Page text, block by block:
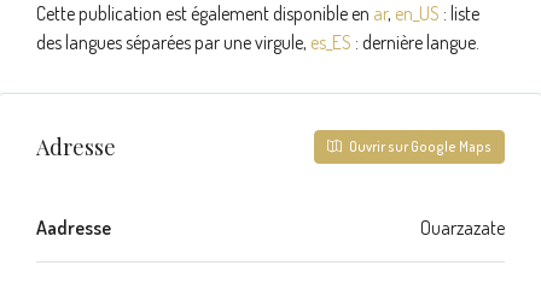
Cette publication est également disponible en ar, en_US : liste
des langues séparées par une virgule, es_ES : dernière langue.
Adresse Ouvrir sur Google Maps
Aadresse Ouarzazate